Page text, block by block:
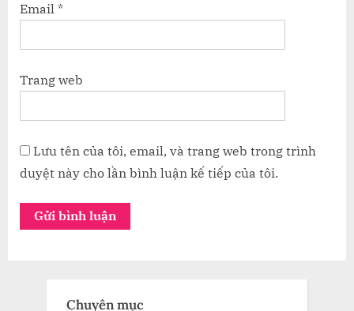
Email *
Trang web
Lưu tên của tôi, email, và trang web trong trình
duyệt này cho lần bình luận kế tiếp của tôi.
Chuyên mục